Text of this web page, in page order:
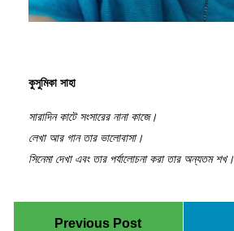
কুসুমিকা সাহা
সারাদিন কাটে সংসারের নানা কাজে।
লেখা আর গান তার ভালোবাসা।
সিনেমা দেখা এবং তার পর্যালোচনা করা তার অন্যতম শখ।
Previous Post